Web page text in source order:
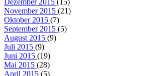
November 2015 (21)
Oktober 2015 (7)
September 2015 (5)
August 2015 (9)
Juli 2015 (9)
Juni 2015 (19)
Mai 2015 (28)
April 2015 (5)